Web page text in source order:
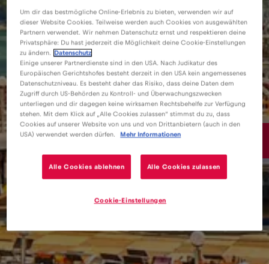
15€
Um dir das bestmögliche Online-Erlebnis zu bieten, verwenden wir auf
dieser Website Cookies. Teilweise werden auch Cookies von ausgewählten
Partnern verwendet. Wir nehmen Datenschutz ernst und respektieren deine
Privatsphäre: Du hast jederzeit die Möglichkeit deine Cookie-Einstellungen
zu ändern.
Datenschutz
Einige unserer Partnerdienste sind in den USA. Nach Judikatur des
Europäischen Gerichtshofes besteht derzeit in den USA kein angemessenes
Datenschutzniveau. Es besteht daher das Risiko, dass deine Daten dem
Zugriff durch US-Behörden zu Kontroll- und Überwachungszwecken
unterliegen und dir dagegen keine wirksamen Rechtsbehelfe zur Verfügung
stehen. Mit dem Klick auf „Alle Cookies zulassen“ stimmst du zu, dass
Cookies auf unserer Website von uns und von Drittanbietern (auch in den
USA) verwendet werden dürfen.
Mehr Informationen
Alle Cookies ablehnen Alle Cookies zulassen
Cookie-Einstellungen